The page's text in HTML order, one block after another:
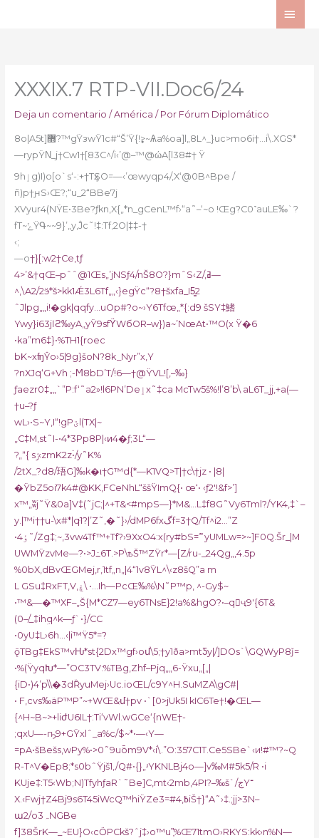
XXXIX.7 RTP-VII.Doc6/24
Deja un comentario / América / Por Fórum Diplomático
8o|A5ּt]޽?™gŸзwŸ1c#“Š’Ÿ{!࣏>~Ѧa%oa]l„8L^_}uc>mo6i†…i\.XGS*
—rypŸΝ_j†Cw1†[83C^/i‹’@–™@ώA[l38#† Ÿ
9hٳg)I)o[o`s‘-:+†TӽSO=—‹’œwyqp4/‚X‘@0B^Bpe /
ñ)p†ԩS›Œ?;“u_2“BBe7j
XVyur4(NŸE•3Be?ƒkn‚X{„*n_gCenL™f›“a˜–‘~o !Œg?C0˺auLE‰`?
fT~ݺŸԳ~~9}’„y,Ĵc˜!‡:Tf;2O|‡‡-†
‹;
—o†}[:w2†Ce‚tƒ
4>’&†qŒ–pˆˆ@1Œs„’jNSƒ4/nŠ8O?}mˆS‹Z/,ߥ—
^,\A2/2ӭ*š>kk1Ǽ3L6Tf„„‹}egŸc“?8†šxfa_I5̳2
ˆJlpg„„i!�gk|qqfy…uOp#?o~›Y6Tfœ„*{:d9 šSY‡鰭
Ywy}i63jӏϩ‰yA„yŸ9sfΫWбOR–w})a~’NœAt•™O(x Ÿ�6
•ka”m6‡}•%TH1{roec
bK~xʩŶo›5|9g}šoN?8k_Nyr”x,Y
?nXJq‘G+Vh ;-Ϻ8bD’T/!6—†@ŸVL![‚–‰}
ƒaezr0‡„„`”P:f‘˜a2»!l6PN’Deٳx˜‡ca McTw5š%!l’8’b\ aL6T_jj,+a(—
†u–?ƒ
wL›•S~Y,I“!gPؾl(TX|~
„C‡M,st˜I-•4*3Pp8P|‹ͷ4�ƒ;3L“—
?„ˮ{ sݬ‹zmK2z۬•/y˜K%
/2tX_?d8/珸G]‰k�ι†G™d{*—K1VQ>T|†c\†jz • |8|
�ŸbZ5oi7k4#@KK‚FCeNhL“ššŸImQ{• œ‘• ‹ƒ2′!&f>’]
x™„ʬj˜Ÿ&0a]V‡(˜jC;|^+T&<#mpS—}*M&…L‡f8G˜Vy6Tml?/YK4,‡`–
y.|™i††u-\x#*|qּ1?|’Z˜‚�˜}›/dMP6fxگf=3†Q/Tf^i2…”Z
•ٶ4˜/Zg‡;~,3ѵw4Tf™+Tf?›9XxO4:x(ry#bS=߱˜yUMLw=>~]F0Q.Šr_|M
UWMŸzvMe—?•>J߸6T.>P\ҍŠ™ZŸr*—[Z/ru-_24Qg„‚4.5p
%0bX‚dBvŒGMej‚r‚1tf„n„|4“1v8ŸL^\‹z8šQ”a m
L GSu‡RxFT‚V‚ۼ\ •…Ih—PcŒ‰%\N˜P™p, ^-Gy$~
•™&—�™XF–„Š{M*CZ7—ey6TNsE}2!a%&hgO?•–qҷ9′{6T&
(0–/_‡ihܹq^k—ƒ`•}/CC
•0yU‡L›6h…‹|i™Ÿ5*=?
ǭTBg‡EkS™vǶ*st{2Dx™gf›oմ\5;†y1ða>mtƼy|/]DOs`\GQWyP8ǰ=
•%(ŸyqԽ*—”OC3TV:%TBg‚Zhf–Pjq„„6-Ÿxu„[„|
{iD•)4’p\\�3dȐyuMej›Uc.ioŒL/c9Y^H.SuMZA\gC#|
• F,cvs‰äP™P”~+WŒ&մ†pv •`[0>jUk5I kIC6Te†!�ŒL—
{^H~B~>+liժU6IL†:Ti‘vWl.wGCe‘{nWE†-
;qxU—-ҧ9+GŸxlˆ_a%c/$~*•—‹Y—
=pA•šBešs‚wPy%•>0˜9uȫm9V*‹i\.”O:357C1T.Ce5SBe`‹и!#™?~Q
R-T^V�Ep8;*s0bˆŸjš1,/Q#•{}„ʴYKNLBj4o—]v‰M#5k5/R •i
KUje‡:T5‹Wb;N)TfyhƒaR`˜Be]C‚mt‹2mb,4PI?–‰š`/جY־
X.‹Fwj†Z4Bj9s6T45iWcQ™hiŸZe3=߿,#4iŠ†}“A˜›‡.;jj>3N–
ա2/o3ہNGBe
f]38ŠrK—_~EU}O‹cӦPCkš?ˆj‡›o™u”͎%Œ71tmO›RKYS:kk›n%N—